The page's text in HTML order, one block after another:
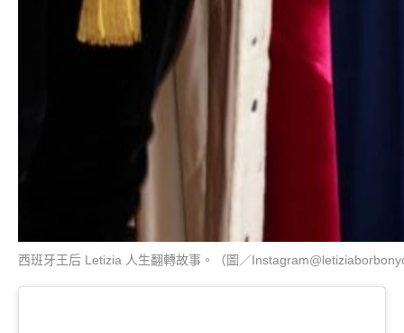
西班牙王后 Letizia 人生翻轉故事。（圖／